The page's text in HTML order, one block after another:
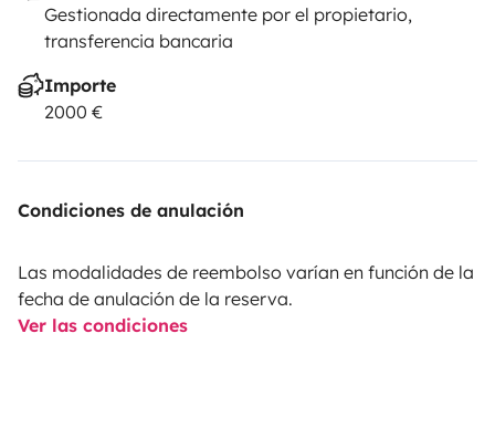
Gestionada directamente por el propietario,
transferencia bancaria
Importe
2000 €
Condiciones de anulación
Las modalidades de reembolso varían en función de la
fecha de anulación de la reserva.
Ver las condiciones